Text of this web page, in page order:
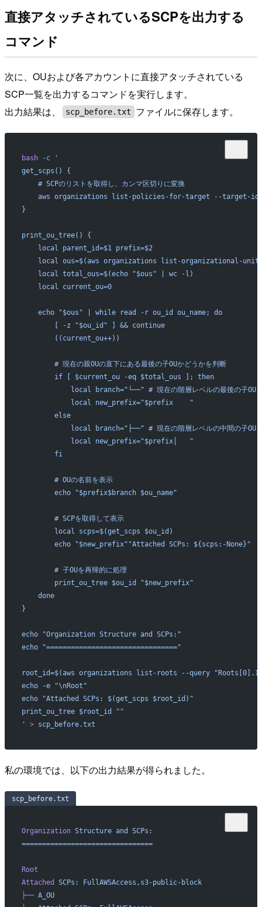
直接アタッチされているSCPを出力する
コマンド
次に、OUおよび各アカウントに直接アタッチされている
SCP一覧を出力するコマンドを実行します。
出力結果は、
scp_before.txt ファイルに保存します。
bash -c '
get_scps() {
    # SCPのリストを取得し、カンマ区切りに変換
aws organizations list-policies-for-target --target-
}
print_ou_tree() {
    local parent_id=$1 prefix=$2
local ous=$(aws organizations list-organizational-
    local total_ous=$(echo "$ous" | wc -l)
    local current_ou=0
    echo "$ous" | while read -r ou_id ou_name; do
        [ -z "$ou_id" ] && continue
        ((current_ou++))
        # 現在の親OUの直下にある最後の子OUかどうかを判断
        if [ $current_ou -eq $total_ous ]; then
            local branch="└──" # 現在の階層レベルの最後の子OU
            local new_prefix="$prefix    "
        else
            local branch="├──" # 現在の階層レベルの中間の子OU
            local new_prefix="$prefix│   "
        fi
        # OUの名前を表示
        echo "$prefix$branch $ou_name"
        # SCPを取得して表示
        local scps=$(get_scps $ou_id)
        echo "$new_prefix""Attached SCPs: ${scps:-None}"
        # 子OUを再帰的に処理
        print_ou_tree $ou_id "$new_prefix"
    done
}
echo "Organization Structure and SCPs:"
echo "================================"
root_id=$(aws organizations list-roots --query
echo -e "\nRoot"
echo "Attached SCPs: $(get_scps $root_id)"
print_ou_tree $root_id ""
'
> scp_before.txt
私の環境では、以下の出力結果が得られました。
scp_before.txt
Organization Structure and
SCPs:
================================
Root
Attached
SCPs:
FullAWSAccess,s3-public-block
├── A_OU